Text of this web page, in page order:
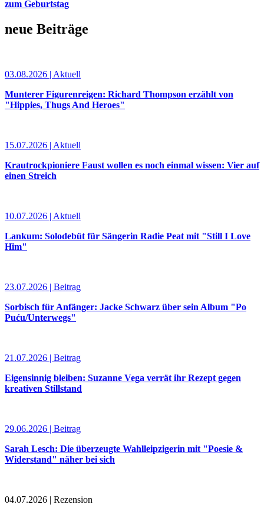
zum Geburtstag
neue Beiträge
03.08.2026 | Aktuell
Munterer Figurenreigen: Richard Thompson erzählt von
"Hippies, Thugs And Heroes"
15.07.2026 | Aktuell
Krautrockpioniere Faust wollen es noch einmal wissen: Vier auf
einen Streich
10.07.2026 | Aktuell
Lankum: Solodebüt für Sängerin Radie Peat mit "Still I Love
Him"
23.07.2026 | Beitrag
Sorbisch für Anfänger: Jacke Schwarz über sein Album "Po
Puću/Unterwegs"
21.07.2026 | Beitrag
Eigensinnig bleiben: Suzanne Vega verrät ihr Rezept gegen
kreativen Stillstand
29.06.2026 | Beitrag
Sarah Lesch: Die überzeugte Wahlleipzigerin mit "Poesie &
Widerstand" näher bei sich
04.07.2026 | Rezension